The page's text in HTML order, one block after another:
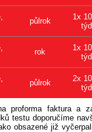
půlrok
1x
rok
1x
půlrok
2x
proforma faktura a
testu doporučíme
obsazené již